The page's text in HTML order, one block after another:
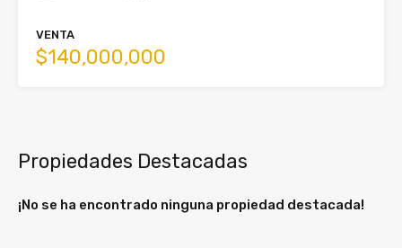
VENTA
$140,000,000
Propiedades Destacadas
¡No se ha encontrado ninguna propiedad destacada!